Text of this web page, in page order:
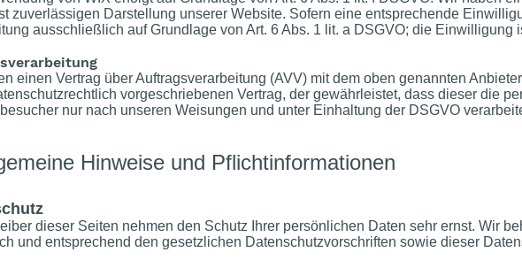
zuverlässigen Darstellung unserer Website. Sofern eine entsprechende
ausschließlich auf Grundlage von Art. 6 Abs. 1 lit. a DSGVO; die Einwilligung
einen Vertrag über Auftragsverarbeitung (AVV) mit dem oben genannten
vorgeschriebenen Vertrag, der gewährleistet, dass dieser die
nur nach unseren Weisungen und unter Einhaltung der DSGVO
Hinweise und Pflichtinformationen
dieser Seiten nehmen den Schutz Ihrer persönlichen Daten sehr ernst. Wir
und entsprechend den gesetzlichen Datenschutzvorschriften sowie dieser